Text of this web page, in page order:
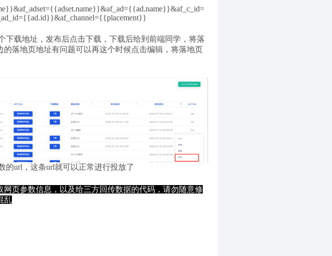
下载地址，发布后点击下载，下载后给到前端同学，将落
落地页地址有问题可以再这个时候点击编辑，将落地页
的url，这条url就可以正常进行投放了
页参数信息，以及给三方回传数据的代码，请勿随意修
乱